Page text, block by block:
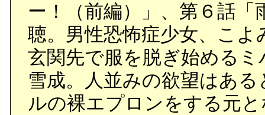
ー！（前編）」、第６話
聴。男性恐怖症少女、こ
玄関先で服を脱ぎ始める
雪成。人並みの欲望はあ
ルの裸エプロンをする元